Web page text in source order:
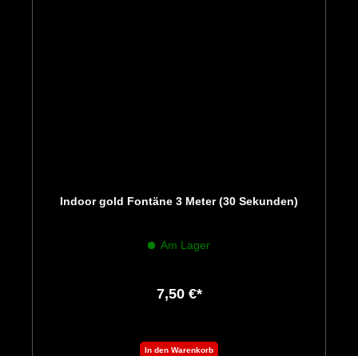
Indoor gold Fontäne 3 Meter (30 Sekunden)
Am Lager
7,50 €*
In den Warenkorb